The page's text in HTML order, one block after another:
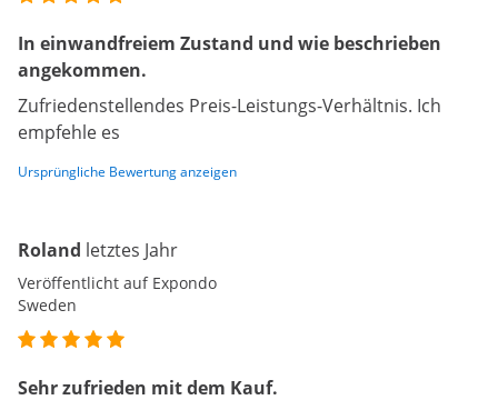
In einwandfreiem Zustand und wie beschrieben
angekommen.
Zufriedenstellendes Preis-Leistungs-Verhältnis. Ich
empfehle es
Ursprüngliche Bewertung anzeigen
Roland letztes Jahr
Veröffentlicht auf Expondo
Sweden
Sehr zufrieden mit dem Kauf.